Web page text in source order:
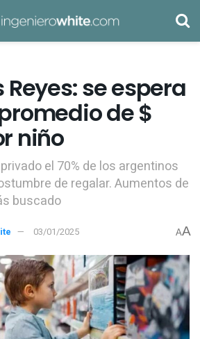
Reyes: se espera
de $
niño
el 70% de los argentinos
de regalar. Aumentos de
buscado
03/01/2025 AA